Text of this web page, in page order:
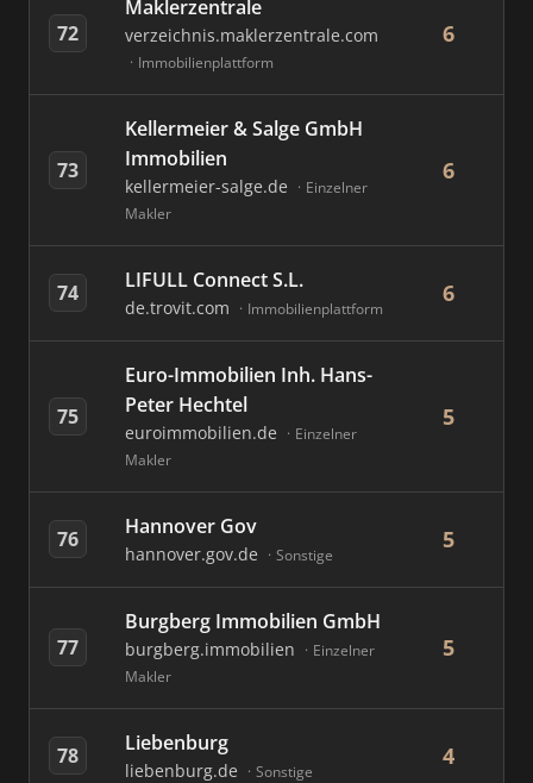
72
Maklerzentrale
verzeichnis.maklerzentrale.com
Immobilienplattform
6
73
Kellermeier & Salge GmbH
Immobilien
kellermeier-salge.de
Einzelner
Makler
6
74 LIFULL Connect S.L.
de.trovit.com Immobilienplattform
6
75
Euro-Immobilien Inh. Hans-
Peter Hechtel
euroimmobilien.de
Einzelner
Makler
5
76 Hannover Gov
hannover.gov.de Sonstige
5
77
Burgberg Immobilien GmbH
burgberg.immobilien
Einzelner
Makler
5
78 Liebenburg
liebenburg.de Sonstige
4